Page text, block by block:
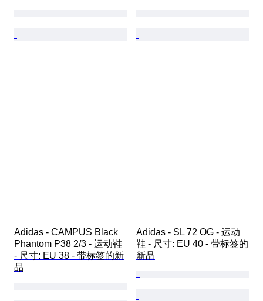
Adidas - CAMPUS Black
Phantom P38 2/3 - 运动鞋
- 尺寸: EU 38 - 带标签的新
品
Adidas - SL 72 OG - 运动
鞋 - 尺寸: EU 40 - 带标签的
新品